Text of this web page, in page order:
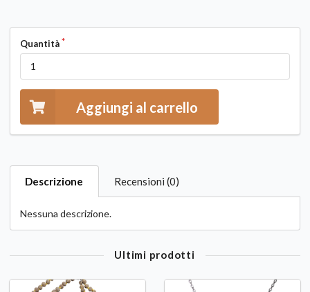
Quantità
Aggiungi al carrello
Descrizione Recensioni (0)
Nessuna descrizione.
Ultimi prodotti